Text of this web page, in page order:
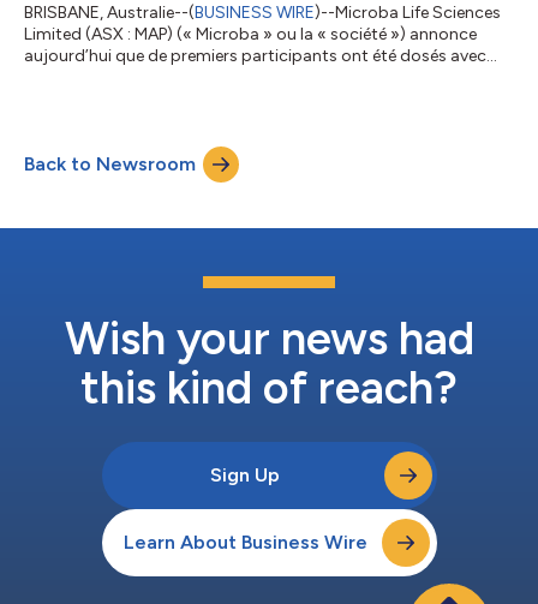
BRISBANE, Australie--(BUSINESS WIRE)--Microba Life Sciences
Limited (ASX : MAP) (« Microba » ou la « société ») annonce
aujourd’hui que de premiers participants ont été dosés avec
amène le médicament candidat de Microba MAP 315 dans le
développement clinique en tant que nouvelle option de
traitement potentielle pour...
Back to Newsroom
Wish your news had
this kind of reach?
Sign Up
Learn About Business Wire